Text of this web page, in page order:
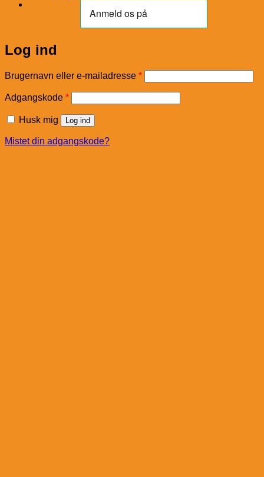
Log ind
Brugernavn eller e-mailadresse *Påkrævet
Adgangskode *Påkrævet
Husk mig Log ind
Mistet din adgangskode?